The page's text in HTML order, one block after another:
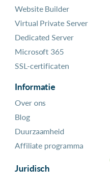
Website Builder
Virtual Private Server
Dedicated Server
Microsoft 365
SSL-certificaten
Informatie
Over ons
Blog
Duurzaamheid
Affiliate programma
Juridisch